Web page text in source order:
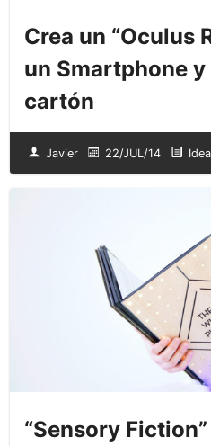
Crea un “Oculus
un Smartphone
cartón
Javier 22/JUL/14
“Sensory